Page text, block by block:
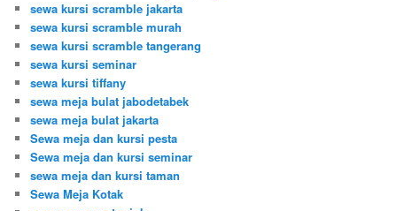
sewa kursi scramble jakarta
sewa kursi scramble murah
sewa kursi scramble tangerang
sewa kursi seminar
sewa kursi tiffany
sewa meja bulat jabodetabek
sewa meja bulat jakarta
Sewa meja dan kursi pesta
Sewa meja dan kursi seminar
sewa meja dan kursi taman
Sewa Meja Kotak